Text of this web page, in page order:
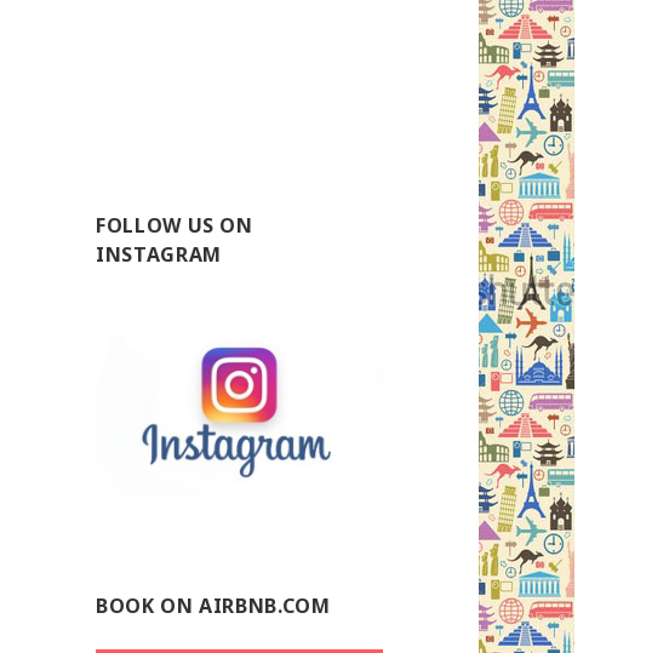
FOLLOW US ON
INSTAGRAM
BOOK ON AIRBNB.COM